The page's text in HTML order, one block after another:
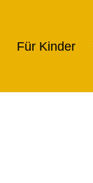
Für Kinder